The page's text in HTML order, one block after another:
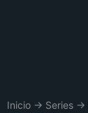
Inicio → Series →